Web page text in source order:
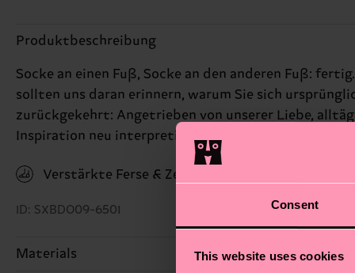
Consent
This website uses cookies
Produktbeschreibung
Socke an einen Fuß, Socke an den anderen Fuß:
sollten uns daran erinnern, warum Sie sich
zurückgekehrt: Angetrieben von unserer Liebe,
Inspiration neu interpretiert.
Verstärkte Ferse & Zehen
ID: SXBDO09-6501
Materials